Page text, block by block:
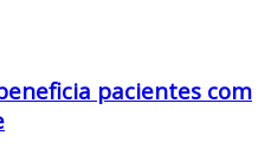
pacientes com